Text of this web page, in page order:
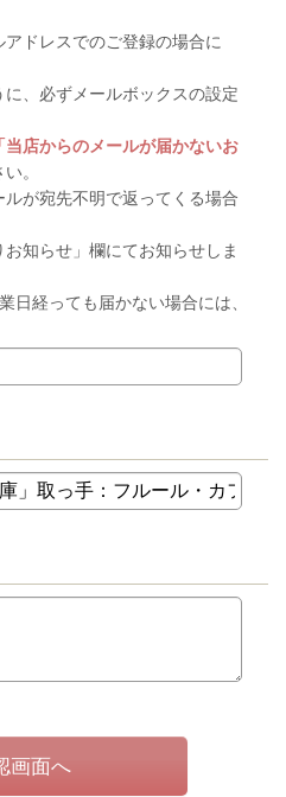
ドレスでのご登録の場合に
、必ずメールボックスの設定
「当店からのメールが届かないお
。
が宛先不明で返ってくる場合
知らせ」欄にてお知らせしま
日経っても届かない場合には、
画面へ